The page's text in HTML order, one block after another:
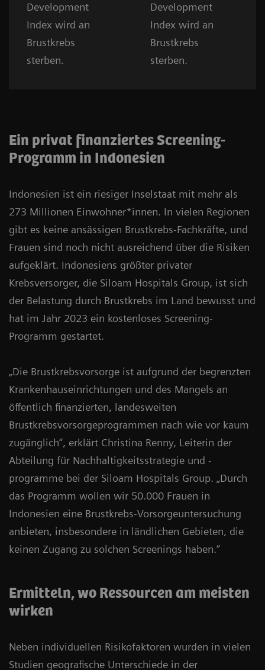
Development
Index wird an
Brustkrebs
sterben.
Development
Index wird an
Brustkrebs
sterben.
Ein privat finanziertes Screening-
Programm in Indonesien
Indonesien ist ein riesiger Inselstaat mit mehr als
273 Millionen Einwohner*innen. In vielen Regionen
gibt es keine ansässigen Brustkrebs-Fachkräfte, und
Frauen sind noch nicht ausreichend über die Risiken
aufgeklärt. Indonesiens größter privater
Krebsversorger, die Siloam Hospitals Group, ist sich
der Belastung durch Brustkrebs im Land bewusst und
hat im Jahr 2023 ein kostenloses Screening-
Programm gestartet.
„Die Brustkrebsvorsorge ist aufgrund der begrenzten
Krankenhauseinrichtungen und des Mangels an
öffentlich finanzierten, landesweiten
Brustkrebsvorsorgeprogrammen nach wie vor kaum
zugänglich“, erklärt Christina Renny, Leiterin der
Abteilung für Nachhaltigkeitsstrategie und -
programme bei der Siloam Hospitals Group. „Durch
das Programm wollen wir 50.000 Frauen in
Indonesien eine Brustkrebs-Vorsorgeuntersuchung
anbieten, insbesondere in ländlichen Gebieten, die
keinen Zugang zu solchen Screenings haben.“
Ermitteln, wo Ressourcen am meisten
wirken
Neben individuellen Risikofaktoren wurden in vielen
Studien geografische Unterschiede in der